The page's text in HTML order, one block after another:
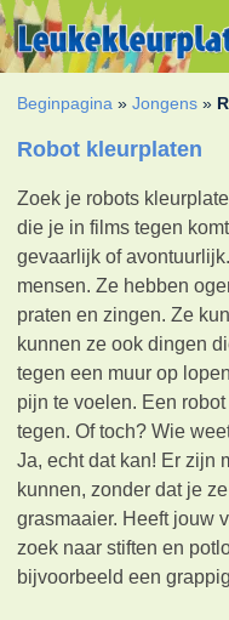
Beginpagina »Jongens »
Robot kleurplaten
Zoek je robots
die je in films tegen
gevaarlijk of
mensen. Ze hebben
praten en zingen. Ze
kunnen ze ook dingen
tegen een muur op
pijn te voelen. Een
tegen. Of toch? Wie
Ja, echt dat kan! Er zijn
kunnen, zonder dat je
grasmaaier. Heeft jouw
zoek naar stiften en
bijvoorbeeld een